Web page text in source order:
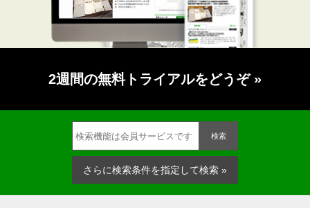
2週間の無料トライアルをどうぞ »
検索
さらに検索条件を指定して検索 »